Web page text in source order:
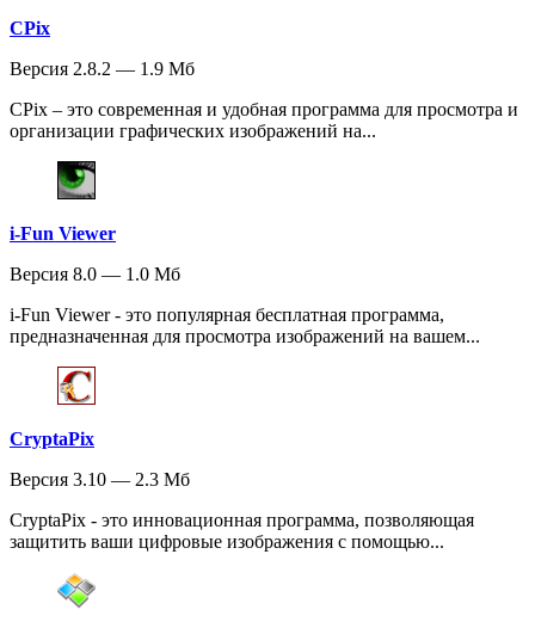
CPix
Версия 2.8.2 — 1.9 Мб
CPix – это современная и удобная программа для просмотра и
организации графических изображений на...
i-Fun Viewer
Версия 8.0 — 1.0 Мб
i-Fun Viewer - это популярная бесплатная программа,
предназначенная для просмотра изображений на вашем...
CryptaPix
Версия 3.10 — 2.3 Мб
CryptaPix - это инновационная программа, позволяющая
защитить ваши цифровые изображения с помощью...